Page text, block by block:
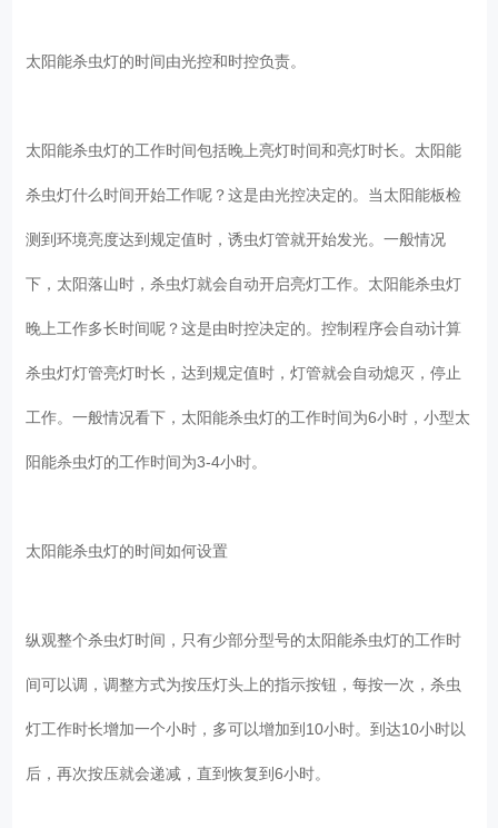
太阳能杀虫灯的时间由光控和时控负责。
太阳能杀虫灯的工作时间包括晚上亮灯时间和亮灯时长。太阳能
杀虫灯什么时间开始工作呢？这是由光控决定的。当太阳能板检
测到环境亮度达到规定值时，诱虫灯管就开始发光。一般情况
下，太阳落山时，杀虫灯就会自动开启亮灯工作。太阳能杀虫灯
晚上工作多长时间呢？这是由时控决定的。控制程序会自动计算
杀虫灯灯管亮灯时长，达到规定值时，灯管就会自动熄灭，停止
工作。一般情况看下，太阳能杀虫灯的工作时间为6小时，小型太
阳能杀虫灯的工作时间为3-4小时。
太阳能杀虫灯的时间如何设置
纵观整个杀虫灯时间，只有少部分型号的太阳能杀虫灯的工作时
间可以调，调整方式为按压灯头上的指示按钮，每按一次，杀虫
灯工作时长增加一个小时，多可以增加到10小时。到达10小时以
后，再次按压就会递减，直到恢复到6小时。